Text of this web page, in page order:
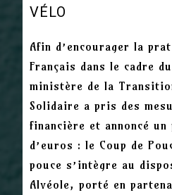
VÉLO
Afin d’encourager la
Français dans le cadre
ministère de la
Solidaire a pris des
financière et annoncé
d’euros : le Coup de
pouce s’intègre au
Alvéole, porté en